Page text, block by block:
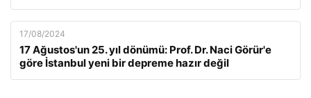
17/08/2024
17 Ağustos'un 25. yıl dönümü: Prof. Dr. Naci Görür'e
göre İstanbul yeni bir depreme hazır değil